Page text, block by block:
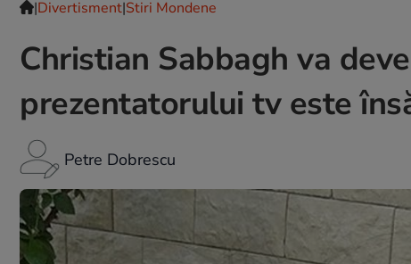
|Divertisment|Stiri Mondene
Christian Sabbagh va
prezentatorului tv este
Petre Dobrescu